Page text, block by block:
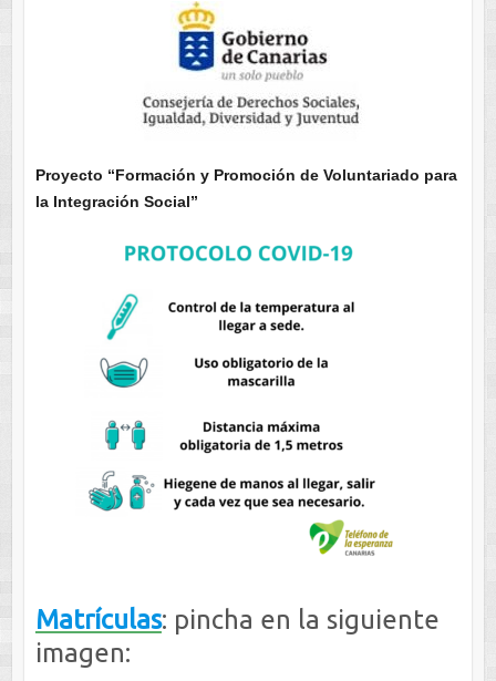
Proyecto “Formación y Promoción de Voluntariado para
la Integración Social”
Matrículas: pincha en la siguiente
imagen: